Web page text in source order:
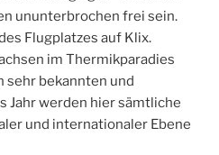
ununterbrochen frei sein.
Flugplatzes auf Klix.
im Thermikparadies
sehr bekannten und
Jahr werden hier sämtliche
und internationaler Ebene